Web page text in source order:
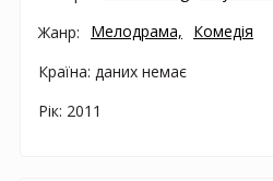
Жанр:
Мелодрама,
Комедія
Країна: даних немає
Рік: 2011